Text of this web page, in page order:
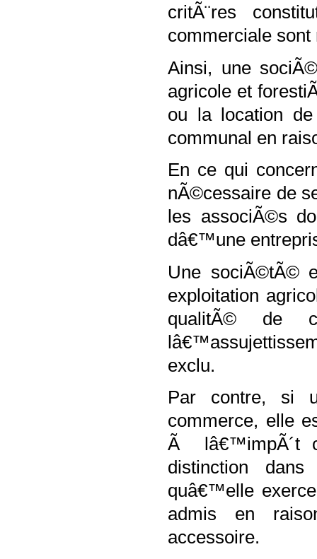
critÃ¨res
commerciale
Ainsi, une
agricole et
ou la location
communal en
En ce qui
nÃ©cessaire de
les associÃ©s
dâ€™une
Une sociÃ©tÃ©
exploitation
qualitÃ© de
exclu.
Par contre, si
commerce, elle
Ã lâ€™impÃ´t
distinction
quâ€™elle
admis en
accessoire.